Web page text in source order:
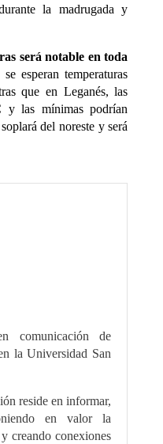
la madrugada y
será notable en toda
esperan temperaturas
que en Leganés, las
y las mínimas podrían
del noreste y será
comunicación de
la Universidad San
reside en informar,
en valor la
creando conexiones